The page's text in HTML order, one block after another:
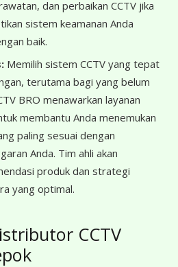
dan perbaikan CCTV jika
sistem keamanan Anda
baik.
Memilih sistem CCTV yang tepat
terutama bagi yang belum
BRO menawarkan layanan
membantu Anda menemukan
paling sesuai dengan
Anda. Tim ahli akan
produk dan strategi
yang optimal.
CCTV